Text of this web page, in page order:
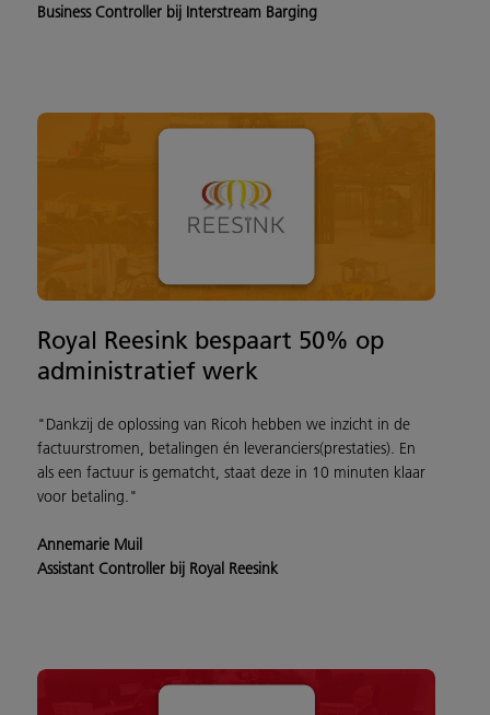
Business Controller bij Interstream Barging
Royal Reesink bespaart 50% op
administratief werk
"Dankzij de oplossing van Ricoh hebben we inzicht in de
factuurstromen, betalingen én leveranciers(prestaties). En
als een factuur is gematcht, staat deze in 10 minuten klaar
voor betaling."
Annemarie Muil
Assistant Controller bij Royal Reesink